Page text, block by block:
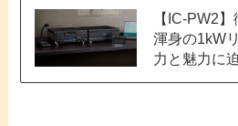
【IC-PW2
渾身の1kW
力と魅力に